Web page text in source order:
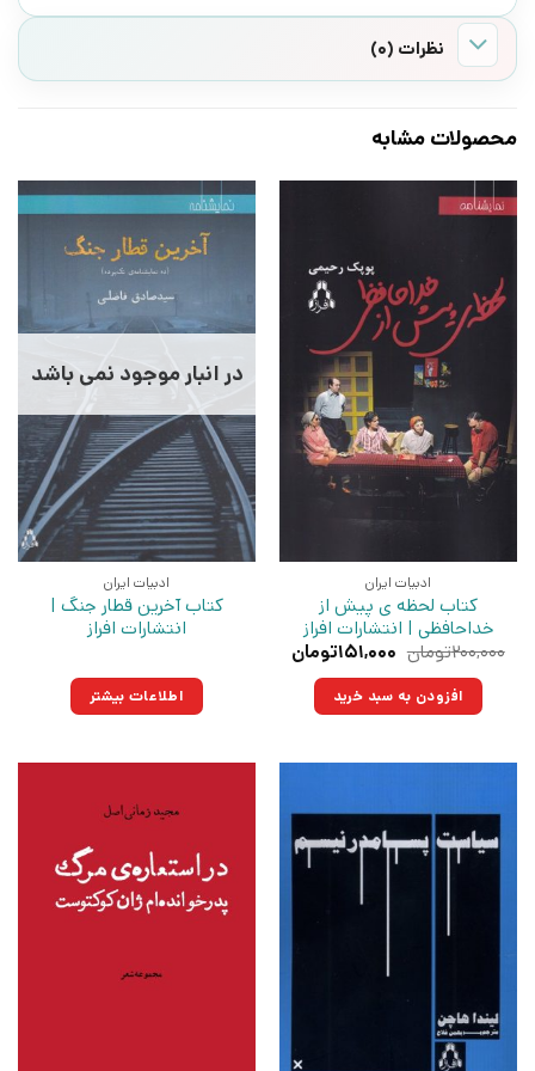
نظرات (0)
محصولات مشابه
ادبیات ایران
کتاب لحظه ی پیش از
خداحافظی | انتشارات افراز
۲۰۰,۰۰۰تومان قیمت
۲۰۰,۰۰۰تومان
بود.
۱۵۱,۰۰۰تومانقیمت
فعلی:
افزودن به سبد خرید
در انبار موجود نمی باشد
ادبیات ایران
کتاب آخرین قطار جنگ |
انتشارات افراز
اطلاعات بیشتر